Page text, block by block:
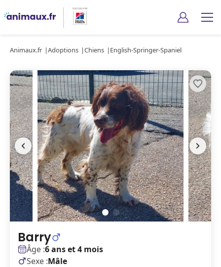
Animaux.fr Adoptions Chiens English-Springer-Spaniel
Barry
Âge :6 ans et 4 mois
Sexe :Mâle